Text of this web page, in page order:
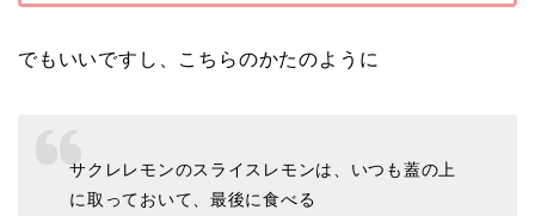
でもいいですし、こちらのかたのように
サクレレモンのスライスレモンは、いつも蓋の上
に取っておいて、最後に食べる